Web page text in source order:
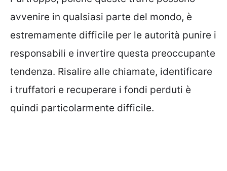
avvenire in qualsiasi parte del mondo, è
estremamente difficile per le autorità punire i
responsabili e invertire questa preoccupante
tendenza. Risalire alle chiamate, identificare
i truffatori e recuperare i fondi perduti è
quindi particolarmente difficile.